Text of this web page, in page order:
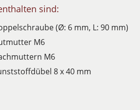
sind:
(Ø: 6 mm, L: 90 mm)
M6
M6
8 x 40 mm